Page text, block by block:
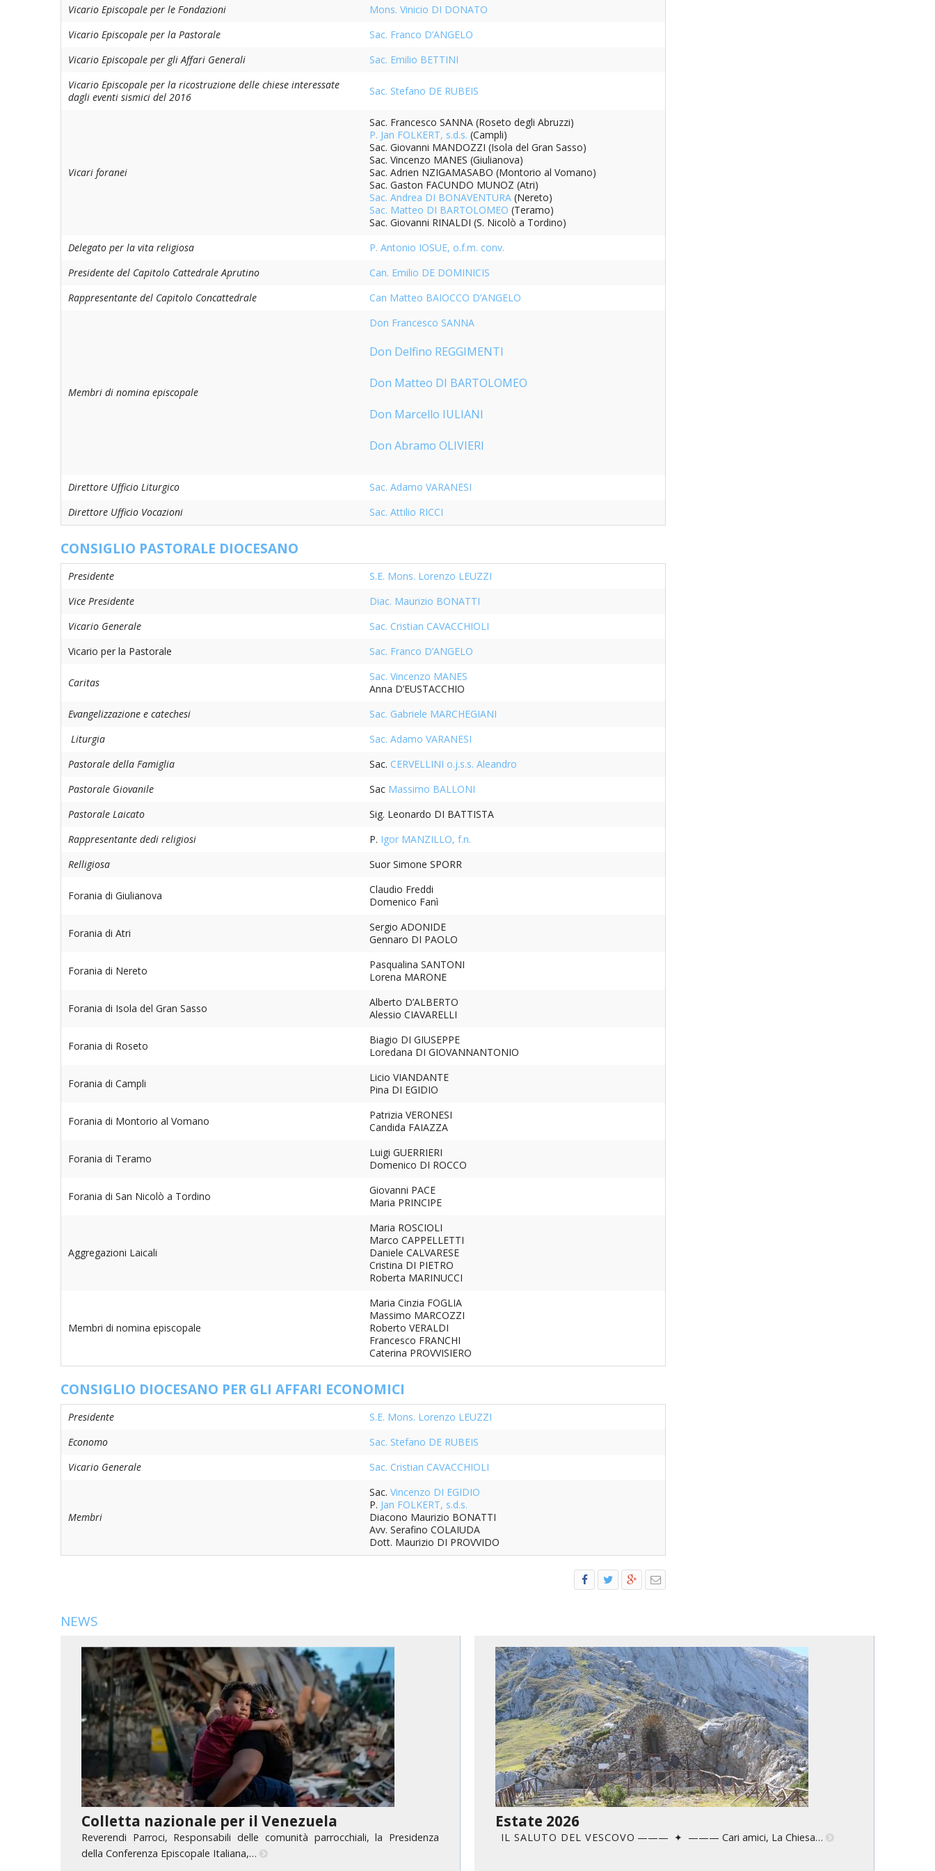
EVANGELIZZAZIONE DELLA CULTURA
PASTORALE UNIVERSITARIA
INSEGNAMENTO RELIGIONE CATTOLICA
PASTORALE DELLA FAMIGLIA
PASTORALE DELLA SALUTE
PROBLEMI SOCIALI E LAVORO
PROMOZIONE E SOSTEGNO ECONOMICO ALLA CHIESA CATTOLICA
UFFICIO PER I PELLEGRINAGGI
TRIBUNALE ECCLESIASTICO DIOCESANO APRUTINO
Vicario Episcopale per le Fondazioni
Mons. Vinicio DI DONATO
Vicario Episcopale per la Pastorale
Sac. Franco D’ANGELO
Vicario Episcopale per gli Affari Generali
Sac. Emilio BETTINI
Vicario Episcopale per la ricostruzione delle chiese interessate
dagli eventi sismici del 2016
Sac. Stefano DE RUBEIS
Vicari foranei
Sac. Francesco SANNA (Roseto degli Abruzzi)
P. Jan FOLKERT, s.d.s. (Campli)
Sac. Giovanni MANDOZZI (Isola del Gran Sasso)
Sac. Vincenzo MANES (Giulianova)
Sac. Adrien NZIGAMASABO (Montorio al Vomano)
Sac. Gaston FACUNDO MUNOZ (Atri)
Sac. Andrea DI BONAVENTURA (Nereto)
Sac. Matteo DI BARTOLOMEO (Teramo)
Sac. Giovanni RINALDI (S. Nicolò a Tordino)
Delegato per la vita religiosa
P. Antonio IOSUE, o.f.m. conv.
Presidente del Capitolo Cattedrale Aprutino
Can. Emilio DE DOMINICIS
Rappresentante del Capitolo Concattedrale
Can Matteo BAIOCCO D’ANGELO
Membri di nomina episcopale
Don Francesco SANNA
Don Delfino REGGIMENTI
Don Matteo DI BARTOLOMEO
Don Marcello IULIANI
Don Abramo OLIVIERI
Direttore Ufficio Liturgico
Sac. Adamo VARANESI
Direttore Ufficio Vocazioni
Sac. Attilio RICCI
CONSIGLIO PASTORALE DIOCESANO
Presidente
S.E. Mons. Lorenzo LEUZZI
Vice Presidente
Diac. Maurizio BONATTI
Vicario Generale
Sac. Cristian CAVACCHIOLI
Vicario per la Pastorale
Sac. Franco D’ANGELO
Caritas
Sac. Vincenzo MANES
Anna D’EUSTACCHIO
Evangelizzazione e catechesi
Sac. Gabriele MARCHEGIANI
Liturgia
Sac. Adamo VARANESI
Pastorale della Famiglia
Sac. CERVELLINI o.j.s.s. Aleandro
Pastorale Giovanile
Sac Massimo BALLONI
Pastorale Laicato
Sig. Leonardo DI BATTISTA
Rappresentante dedi religiosi
P. Igor MANZILLO, f.n.
Relligiosa
Suor Simone SPORR
Forania di Giulianova
Claudio Freddi
Domenico Fanì
Forania di Atri
Sergio ADONIDE
Gennaro DI PAOLO
Forania di Nereto
Pasqualina SANTONI
Lorena MARONE
Forania di Isola del Gran Sasso
Alberto D’ALBERTO
Alessio CIAVARELLI
Forania di Roseto
Biagio DI GIUSEPPE
Loredana DI GIOVANNANTONIO
Forania di Campli
Licio VIANDANTE
Pina DI EGIDIO
Forania di Montorio al Vomano
Patrizia VERONESI
Candida FAIAZZA
Forania di Teramo
Luigi GUERRIERI
Domenico DI ROCCO
Forania di San Nicolò a Tordino
Giovanni PACE
Maria PRINCIPE
Aggregazioni Laicali
Maria ROSCIOLI
Marco CAPPELLETTI
Daniele CALVARESE
Cristina DI PIETRO
Roberta MARINUCCI
Membri di nomina episcopale
Maria Cinzia FOGLIA
Massimo MARCOZZI
Roberto VERALDI
Francesco FRANCHI
Caterina PROVVISIERO
CONSIGLIO DIOCESANO PER GLI AFFARI ECONOMICI
Presidente
S.E. Mons. Lorenzo LEUZZI
Economo
Sac. Stefano DE RUBEIS
Vicario Generale
Sac. Cristian CAVACCHIOLI
Membri
Sac. Vincenzo DI EGIDIO
P. Jan FOLKERT, s.d.s.
Diacono Maurizio BONATTI
Avv. Serafino COLAIUDA
Dott. Maurizio DI PROVVIDO
NEWS
Colletta nazionale per il Venezuela
Reverendi Parroci, Responsabili delle comunità parrocchiali, la Presidenza
della Conferenza Episcopale Italiana,…
Estate 2026
I L S A L U T O D E L V E S C O V O ——— ✦ ——— Cari amici, La Chiesa…